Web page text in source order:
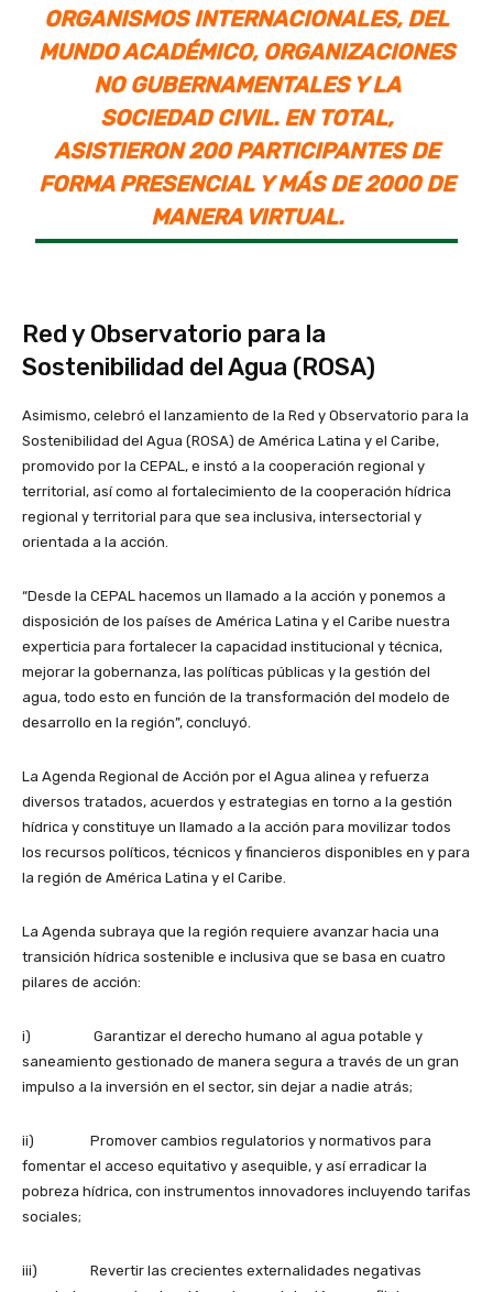
ORGANISMOS INTERNACIONALES, DEL
MUNDO ACADÉMICO, ORGANIZACIONES
NO GUBERNAMENTALES Y LA
SOCIEDAD CIVIL. EN TOTAL,
ASISTIERON 200 PARTICIPANTES DE
FORMA PRESENCIAL Y MÁS DE 2000 DE
MANERA VIRTUAL.
Red y Observatorio para la
Sostenibilidad del Agua (ROSA)
Asimismo, celebró el lanzamiento de la Red y Observatorio para la
Sostenibilidad del Agua (ROSA) de América Latina y el Caribe,
promovido por la CEPAL, e instó a la cooperación regional y
territorial, así como al fortalecimiento de la cooperación hídrica
regional y territorial para que sea inclusiva, intersectorial y
orientada a la acción.
“Desde la CEPAL hacemos un llamado a la acción y ponemos a
disposición de los países de América Latina y el Caribe nuestra
experticia para fortalecer la capacidad institucional y técnica,
mejorar la gobernanza, las políticas públicas y la gestión del
agua, todo esto en función de la transformación del modelo de
desarrollo en la región”, concluyó.
La Agenda Regional de Acción por el Agua alinea y refuerza
diversos tratados, acuerdos y estrategias en torno a la gestión
hídrica y constituye un llamado a la acción para movilizar todos
los recursos políticos, técnicos y financieros disponibles en y para
la región de América Latina y el Caribe.
La Agenda subraya que la región requiere avanzar hacia una
transición hídrica sostenible e inclusiva que se basa en cuatro
pilares de acción:
i) Garantizar el derecho humano al agua potable y
saneamiento gestionado de manera segura a través de un gran
impulso a la inversión en el sector, sin dejar a nadie atrás;
ii) Promover cambios regulatorios y normativos para
fomentar el acceso equitativo y asequible, y así erradicar la
pobreza hídrica, con instrumentos innovadores incluyendo tarifas
sociales;
iii) Revertir las crecientes externalidades negativas